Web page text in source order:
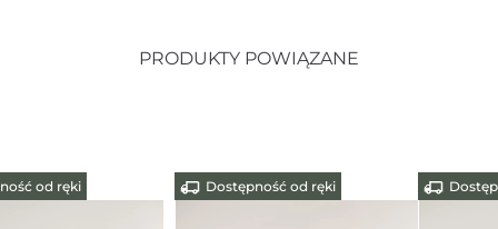
PRODUKTY POWIĄZANE
Dostępność od ręki Dostępność od ręki